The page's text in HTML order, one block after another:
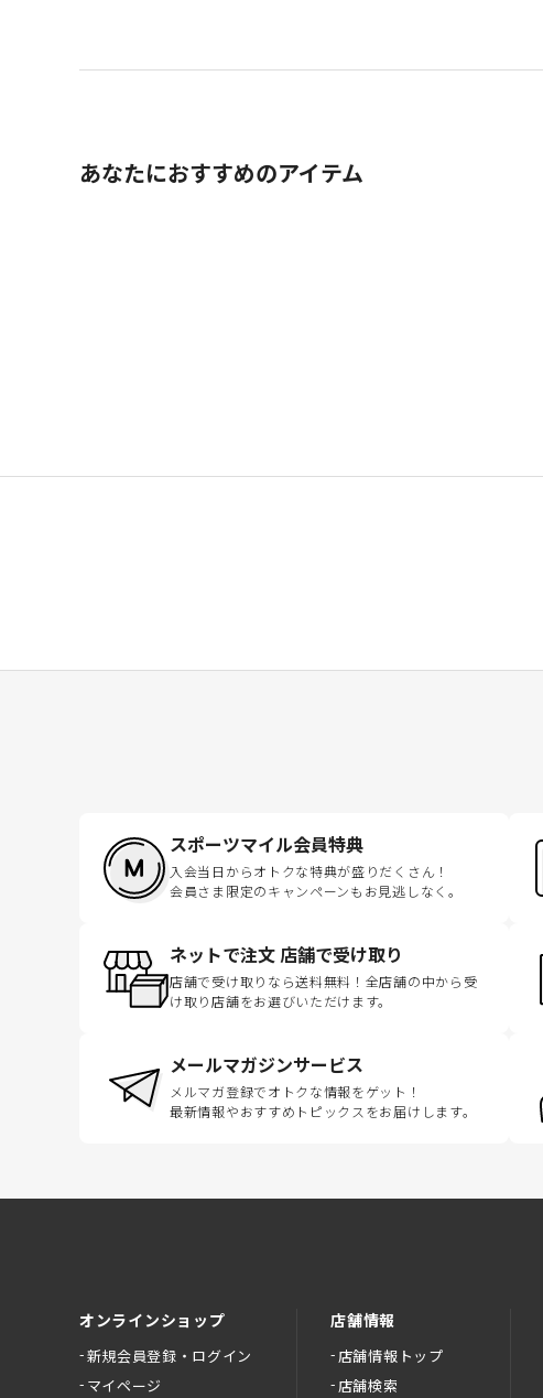
あなたにおすすめのアイテム
スポーツマイル会員特典
入会当日からオトクな特典が盛りだくさん！
会員さま限定のキャンペーンもお見逃しなく。
ネットで注文 店舗で受け取り
店舗で受け取りなら送料無料！全店舗の中から受
け取り店舗をお選びいただけます。
メールマガジンサービス
メルマガ登録でオトクな情報をゲット！
最新情報やおすすめトピックスをお届けします。
オンラインショップ
新規会員登録・ログイン
マイページ
店舗情報
店舗情報トップ
店舗検索